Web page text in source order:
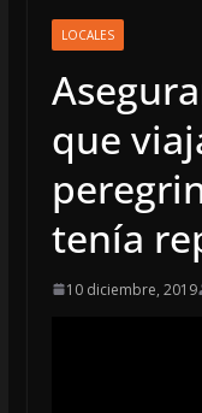
LOCALES
que
tenía
10 diciembre, 2019